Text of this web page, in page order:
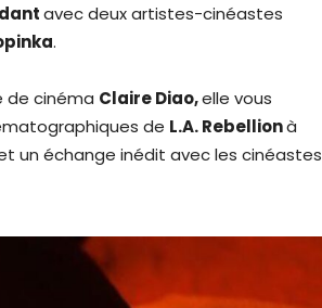
avec deux artistes-cinéastes
.
de cinéma Claire Diao,elle vous
de L.A. Rebellionà
un échange inédit avec les cinéastes